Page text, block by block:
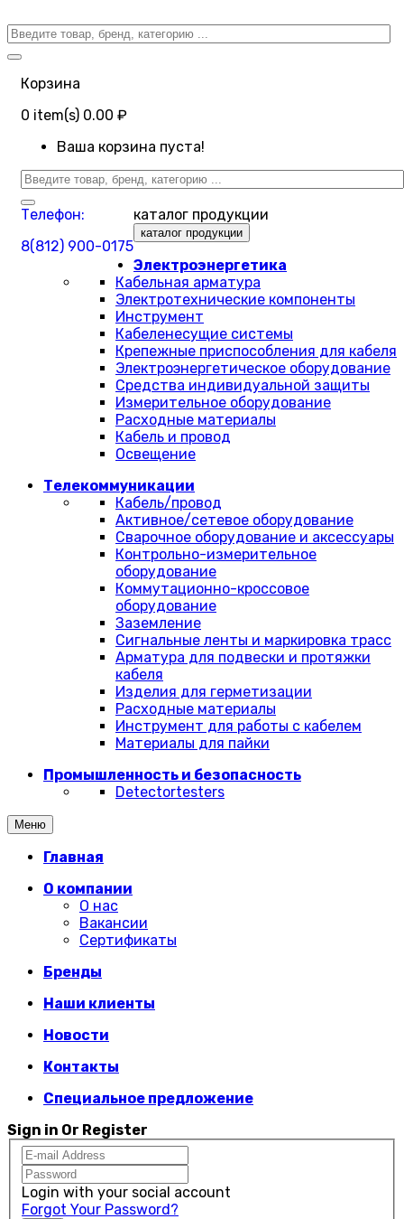
Корзина
0 item(s) 0.00 ₽
Ваша корзина пуста!
Телефон:
8(812) 900-0175
каталог продукции
каталог продукции
Электроэнергетика
Кабельная арматура
Электротехнические компоненты
Инструмент
Кабеленесущие системы
Крепежные приспособления для кабеля
Электроэнергетическое оборудование
Средства индивидуальной защиты
Измерительное оборудование
Расходные материалы
Кабель и провод
Освещение
Телекоммуникации
Кабель/провод
Активное/сетевое оборудование
Сварочное оборудование и аксессуары
Контрольно-измерительное
оборудование
Коммутационно-кроссовое
оборудование
Заземление
Сигнальные ленты и маркировка трасс
Арматура для подвески и протяжки
кабеля
Изделия для герметизации
Расходные материалы
Инструмент для работы с кабелем
Материалы для пайки
Промышленность и безопасность
Detectortesters
Меню
Главная
О компании
О нас
Вакансии
Сертификаты
Бренды
Наши клиенты
Новости
Контакты
Специальное предложение
Sign in Or Register
Login with your social account
Forgot Your Password?